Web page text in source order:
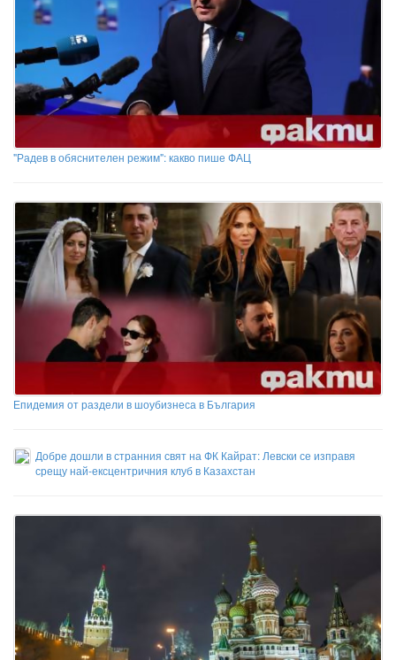
"Радев в обяснителен режим": какво пише ФАЦ
Епидемия от раздели в шоубизнеса в България
Добре дошли в странния свят на ФК Кайрат: Левски се изправя
срещу най-ексцентричния клуб в Казахстан